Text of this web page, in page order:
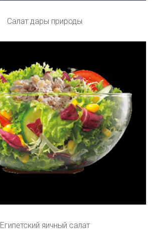
Салат дары природы
Египетский яичный салат